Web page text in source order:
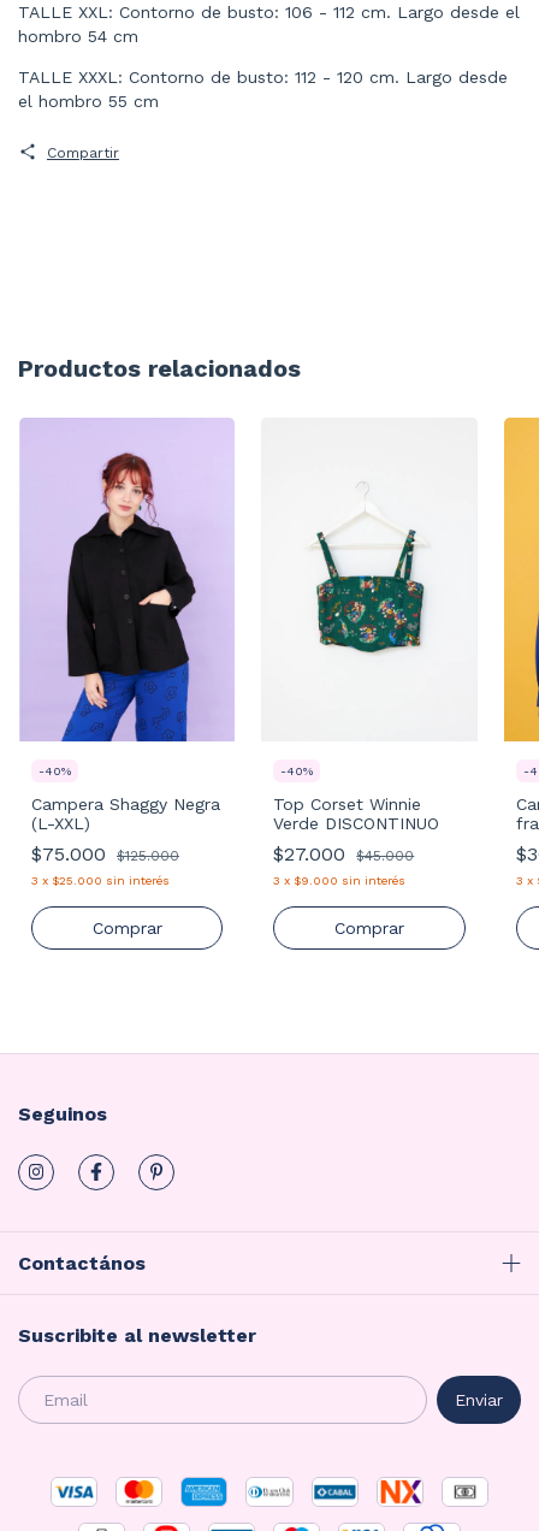
TALLE XXL: Contorno de busto: 106 - 112 cm. Largo desde el
hombro 54 cm
TALLE XXXL: Contorno de busto: 112 - 120 cm. Largo desde
el hombro 55 cm
Compartir
Productos relacionados
-40%
Campera Shaggy Negra
(L-XXL)
$75.000 $125.000
3 x $25.000 sin interés
Comprar
-40%
Top Corset Winnie
Verde DISCONTINUO
$27.000 $45.000
3 x $9.000 sin interés
Comprar
-
3 x
Seguinos
Contactános
Suscribite al newsletter